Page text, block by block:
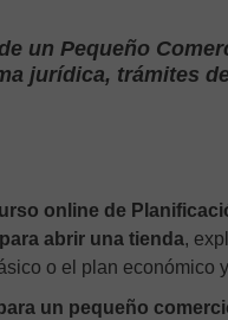
un Pequeño
jurídica, trámites
online de
abrir una tienda,
o el plan económico
un pequeño